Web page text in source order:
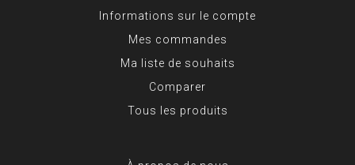
Informations sur le compte
Mes commandes
Ma liste de souhaits
Comparer
Tous les produits